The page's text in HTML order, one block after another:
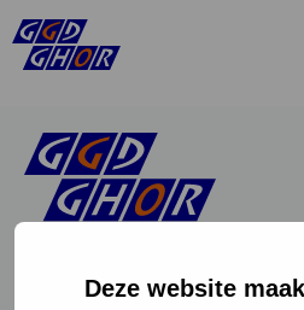
Deze website